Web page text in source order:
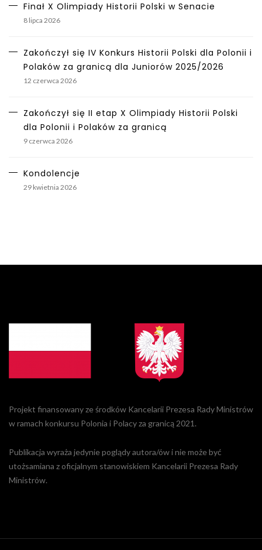
Finał X Olimpiady Historii Polski w Senacie
8 lipca 2026
Zakończył się IV Konkurs Historii Polski dla Polonii i
Polaków za granicą dla Juniorów 2025/2026
12 czerwca 2026
Zakończył się II etap X Olimpiady Historii Polski
dla Polonii i Polaków za granicą
9 czerwca 2026
Kondolencje
29 kwietnia 2026
Projekt finansowany ze środków Kancelarii Prezesa Rady Ministrów
w ramach konkursu Polonia i Polacy za granicą 2021.
Publikacja wyraża jedynie poglądy autora/ów i nie może być
utożsamiana z oficjalnym stanowiskiem Kancelarii Prezesa Rady
Ministrów.